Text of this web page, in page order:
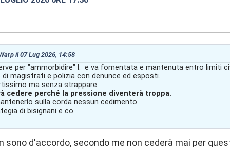
il 07 Lug 2026, 14:58
per "ammorbidire" l. e va fomentata e mantenuta entro limiti
magistrati e polizia con denunce ed esposti.
ma senza strappare.
cedere perché la pressione diventerà troppa.
sulla corda nessun cedimento.
di bisignani e co.
sono d'accordo, secondo me non cederà mai per